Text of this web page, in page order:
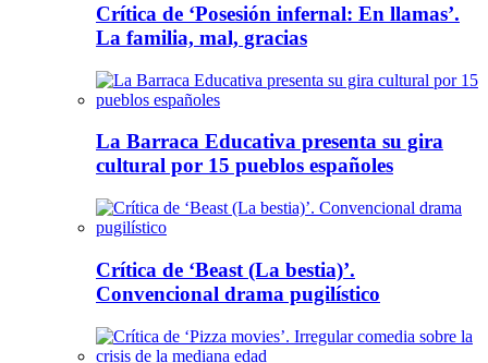
Crítica de ‘Posesión infernal: En llamas’.
La familia, mal, gracias
La Barraca Educativa presenta su gira
cultural por 15 pueblos españoles
Crítica de ‘Beast (La bestia)’.
Convencional drama pugilístico